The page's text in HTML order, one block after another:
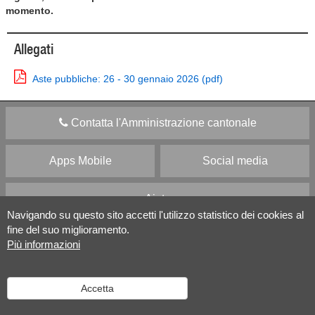
Navigando su questo sito accetti l'utilizzo statistico dei cookies al
fine del suo miglioramento.
Più informazioni
Accetta
momento.
Allegati
Aste pubbliche: 26 - 30 gennaio 2026 (pdf)
Contatta l'Amministrazione cantonale
Apps Mobile Social media
Aiuto
Versione desktop